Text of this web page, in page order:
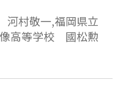
村敬一,福岡県立
高等学校 國松勲